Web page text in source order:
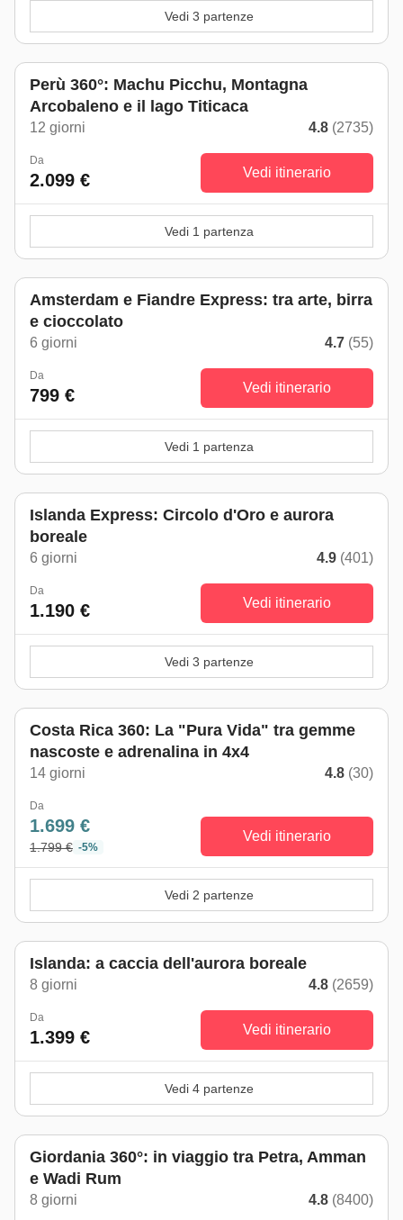
Vedi 3 partenze
Perù 360°: Machu Picchu, Montagna
Arcobaleno e il lago Titicaca
12 giorni 4.8 (2735)
Da
2.099 € Vedi itinerario
Vedi 1 partenza
Amsterdam e Fiandre Express: tra arte, birra
e cioccolato
6 giorni 4.7 (55)
Da
799 € Vedi itinerario
Vedi 1 partenza
Islanda Express: Circolo d'Oro e aurora
boreale
6 giorni 4.9 (401)
Da
1.190 € Vedi itinerario
Vedi 3 partenze
Costa Rica 360: La "Pura Vida" tra gemme
nascoste e adrenalina in 4x4
14 giorni 4.8 (30)
Da
1.699 €
1.799 € -5%
Vedi itinerario
Vedi 2 partenze
Islanda: a caccia dell'aurora boreale
8 giorni 4.8 (2659)
Da
1.399 € Vedi itinerario
Vedi 4 partenze
Giordania 360°: in viaggio tra Petra, Amman
e Wadi Rum
8 giorni 4.8 (8400)